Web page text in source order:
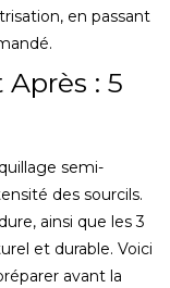
en passant
: 5
semi-
des sourcils.
ainsi que les 3
et durable. Voici
avant la